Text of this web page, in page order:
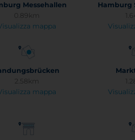
Messehallen
0.89km
mappa
Hamburg
2.58km
mappa